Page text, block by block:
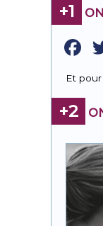
+1
Et
+2